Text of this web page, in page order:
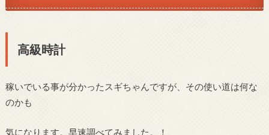
高級時計
稼いでいる事が分かったスギちゃんですが、その使い道は何な
のかも
気になります。早速調べてみました。！